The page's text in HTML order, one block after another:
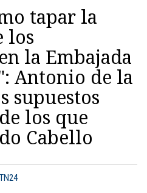
tapar la
los
la Embajada
Antonio de la
supuestos
los que
Cabello